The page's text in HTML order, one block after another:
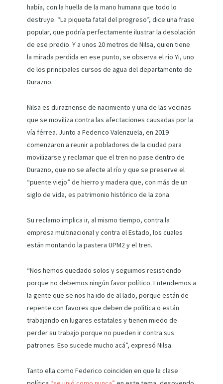
había, con la huella de la mano humana que todo lo
destruye. “La piqueta fatal del progreso”, dice una frase
popular, que podría perfectamente ilustrar la desolación
de ese predio. Y a unos 20 metros de Nilsa, quien tiene
la mirada perdida en ese punto, se observa el río Yi, uno
de los principales cursos de agua del departamento de
Durazno.
Nilsa es duraznense de nacimiento y una de las vecinas
que se moviliza contra las afectaciones causadas por la
vía férrea. Junto a Federico Valenzuela, en 2019
comenzaron a reunir a pobladores de la ciudad para
movilizarse y reclamar que el tren no pase dentro de
Durazno, que no se afecte al río y que se preserve el
“puente viejo” de hierro y madera que, con más de un
siglo de vida, es patrimonio histórico de la zona.
Su reclamo implica ir, al mismo tiempo, contra la
empresa multinacional y contra el Estado, los cuales
están montando la pastera UPM2 y el tren.
“Nos hemos quedado solos y seguimos resistiendo
porque no debemos ningún favor político. Entendemos a
la gente que se nos ha ido de al lado, porque están de
repente con favores que deben de política o están
trabajando en lugares estatales y tienen miedo de
perder su trabajo porque no pueden ir contra sus
patrones. Eso sucede mucho acá”, expresó Nilsa.
Tanto ella como Federico coinciden en que la clase